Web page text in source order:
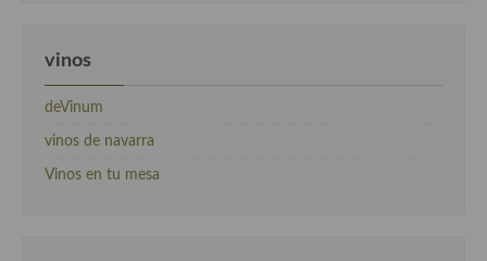
vinos
deVinum
vinos de navarra
Vinos en tu mesa